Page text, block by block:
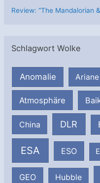
Review: “The Mandalorian
Schlagwort Wolke
Anomalie
Atmosphäre
China DLR
ESA ESO
GEO Hubble